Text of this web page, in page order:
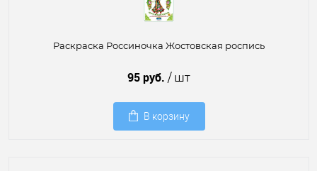
Раскраска Россиночка Жостовская роспись
95 руб. / шт
В корзину